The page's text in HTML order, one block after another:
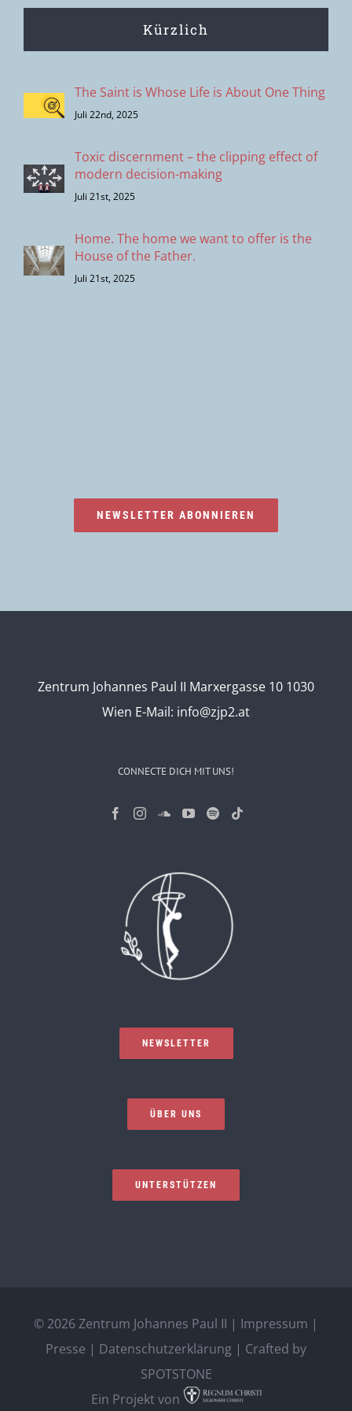
Kürzlich
The Saint is Whose Life is About One Thing
Juli 22nd, 2025
Toxic discernment – the clipping effect of
modern decision-making
Juli 21st, 2025
Home. The home we want to offer is the
House of the Father.
Juli 21st, 2025
NEWSLETTER ABONNIEREN
Zentrum Johannes Paul II Marxergasse 10 1030
Wien E-Mail: info@zjp2.at
CONNECTE DICH MIT UNS!
NEWSLETTER
ÜBER UNS
UNTERSTÜTZEN
© 2026 Zentrum Johannes Paul II | Impressum |
Presse | Datenschutzerklärung | Crafted by
SPOTSTONE
Ein Projekt von